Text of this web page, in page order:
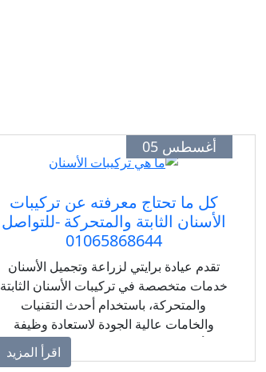
أغسطس 05
كل ما تحتاج معرفته عن تركيبات
الأسنان الثابتة والمتحركة -للتواصل
01065868644
تقدم عيادة برايتي لزراعة وتجميل الأسنان
خدمات متخصصة في تركيبات الأسنان الثابتة
والمتحركة، باستخدام أحدث التقنيات
والخامات عالية الجودة لاستعادة وظيفة
الأسنان والحصول على ابتسامة طبيعية
وجذابة.
اقرأ المزيد